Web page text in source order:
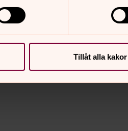
Tillåt alla kakor